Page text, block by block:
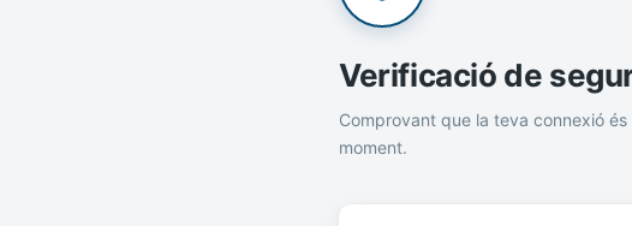
Verificació de
Comprovant que la teva connexió és
moment.